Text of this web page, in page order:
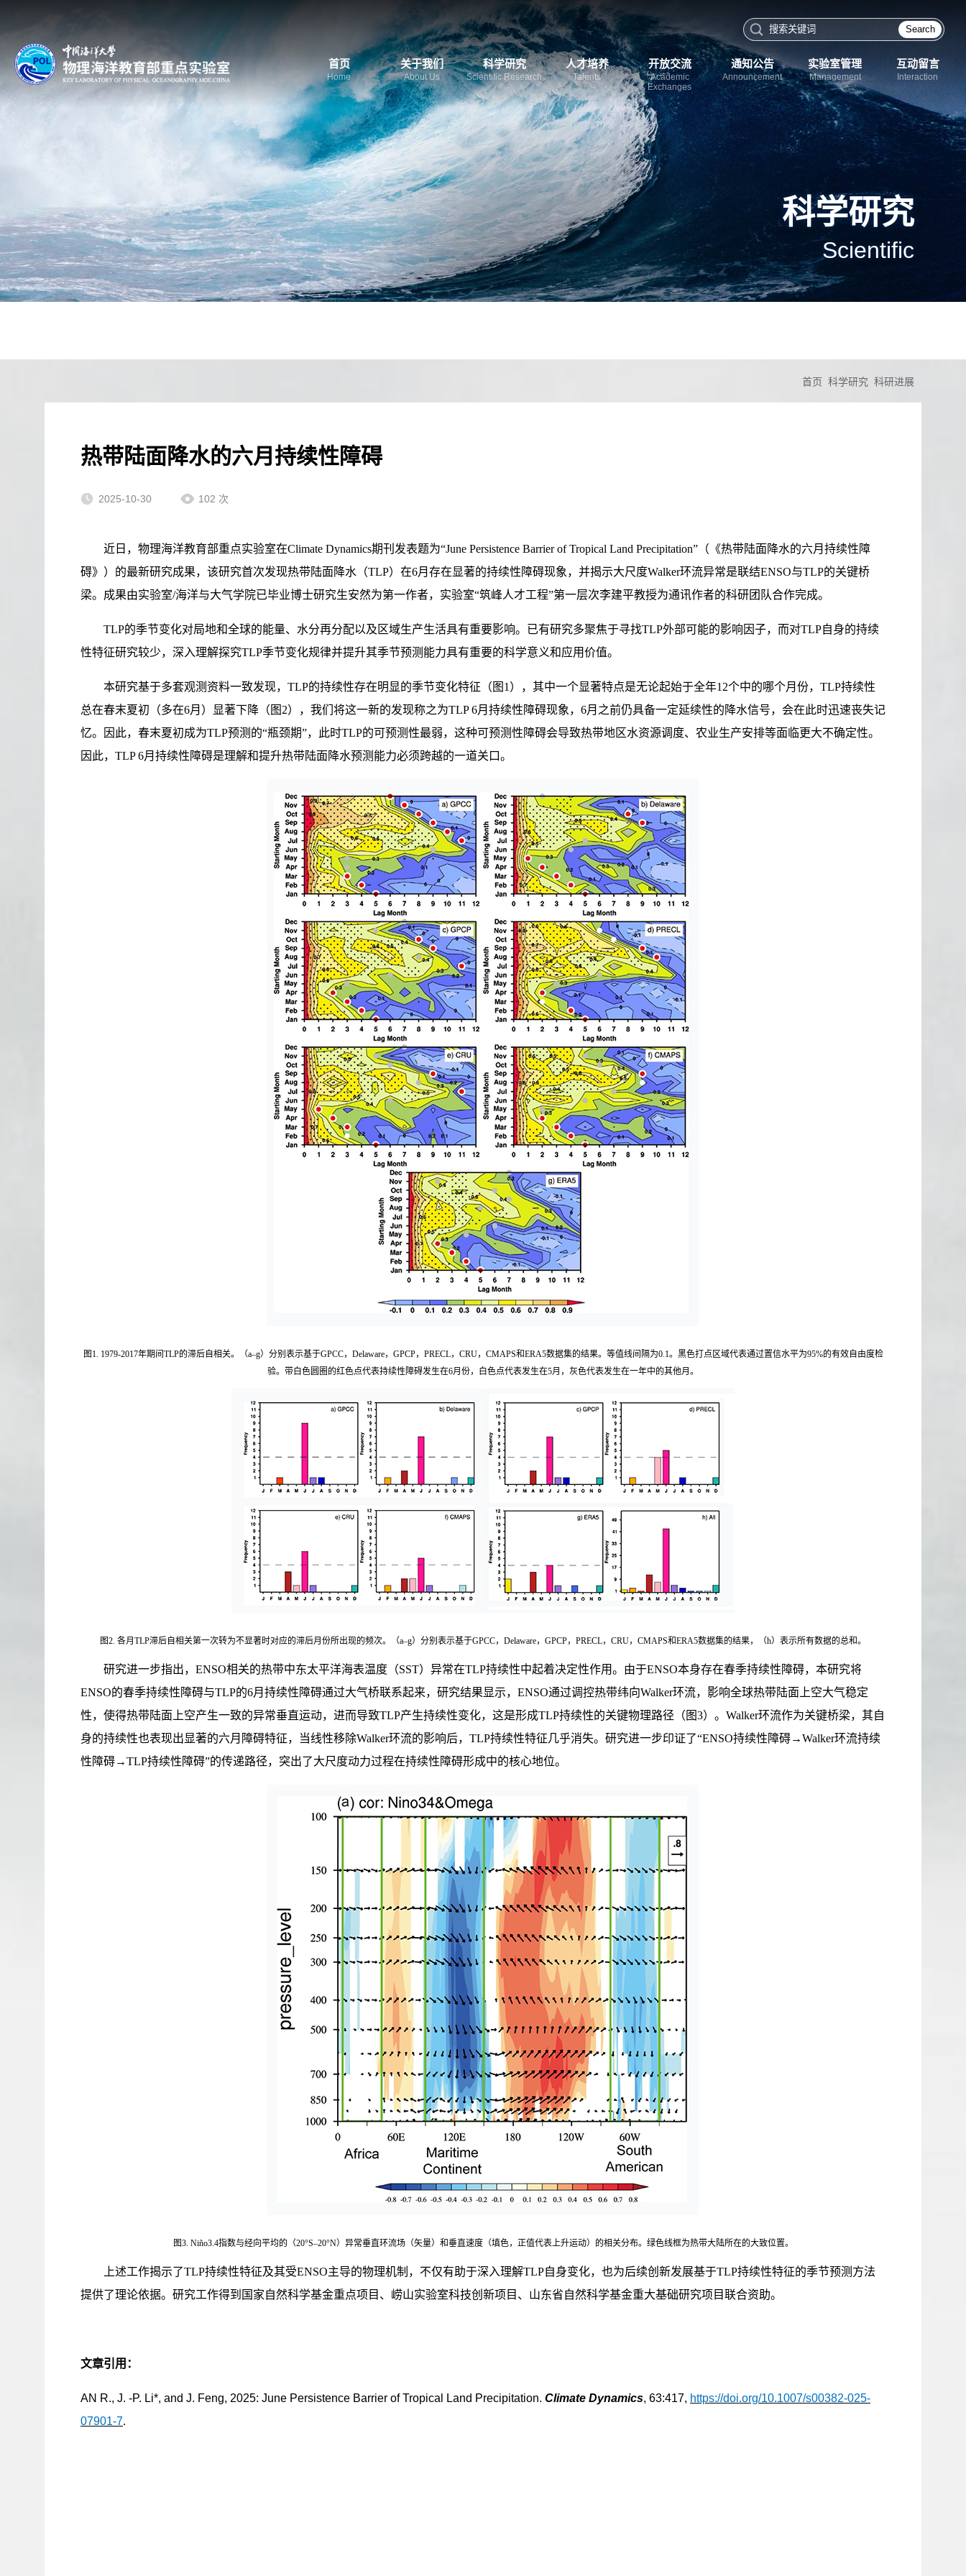
首页
Home
关于我们
About Us
科学研究
Scientific Research
人才培养
Talents
开放交流
Academic
Exchanges
通知公告
Announcement
实验室管理
Management
互动留言
Interaction
Search
科学研究
Scientific
首页 科学研究 科研进展
热带陆面降水的六月持续性障碍
2025-10-30 102 次
近日，物理海洋教育部重点实验室在Climate Dynamics期刊发表题为“June Persistence Barrier of Tropical Land Precipitation”（《热带陆面降水的六月持续性障
碍》）的最新研究成果，该研究首次发现热带陆面降水（TLP）在6月存在显著的持续性障碍现象，并揭示大尺度Walker环流异常是联结ENSO与TLP的关键桥
梁。成果由实验室/海洋与大气学院已毕业博士研究生安然为第一作者，实验室“筑峰人才工程”第一层次李建平教授为通讯作者的科研团队合作完成。
TLP的季节变化对局地和全球的能量、水分再分配以及区域生产生活具有重要影响。已有研究多聚焦于寻找TLP外部可能的影响因子，而对TLP自身的持续
性特征研究较少，深入理解探究TLP季节变化规律并提升其季节预测能力具有重要的科学意义和应用价值。
本研究基于多套观测资料一致发现，TLP的持续性存在明显的季节变化特征（图1），其中一个显著特点是无论起始于全年12个中的哪个月份，TLP持续性
总在春末夏初（多在6月）显著下降（图2），我们将这一新的发现称之为TLP 6月持续性障碍现象，6月之前仍具备一定延续性的降水信号，会在此时迅速丧失记
忆。因此，春末夏初成为TLP预测的“瓶颈期”，此时TLP的可预测性最弱，这种可预测性障碍会导致热带地区水资源调度、农业生产安排等面临更大不确定性。
因此，TLP 6月持续性障碍是理解和提升热带陆面降水预测能力必须跨越的一道关口。
图1. 1979-2017年期间TLP的滞后自相关。（a–g）分别表示基于GPCC，Delaware，GPCP，PRECL，CRU，CMAPS和ERA5数据集的结果。等值线间隔为0.1。黑色打点区域代表通过置信水平为95%的有效自由度检
验。带白色圆圈的红色点代表持续性障碍发生在6月份，白色点代表发生在5月，灰色代表发生在一年中的其他月。
图2. 各月TLP滞后自相关第一次转为不显著时对应的滞后月份所出现的频次。（a–g）分别表示基于GPCC，Delaware，GPCP，PRECL，CRU，CMAPS和ERA5数据集的结果，（h）表示所有数据的总和。
研究进一步指出，ENSO相关的热带中东太平洋海表温度（SST）异常在TLP持续性中起着决定性作用。由于ENSO本身存在春季持续性障碍，本研究将
ENSO的春季持续性障碍与TLP的6月持续性障碍通过大气桥联系起来，研究结果显示，ENSO通过调控热带纬向Walker环流，影响全球热带陆面上空大气稳定
性，使得热带陆面上空产生一致的异常垂直运动，进而导致TLP产生持续性变化，这是形成TLP持续性的关键物理路径（图3）。Walker环流作为关键桥梁，其自
身的持续性也表现出显著的六月障碍特征，当线性移除Walker环流的影响后，TLP持续性特征几乎消失。研究进一步印证了“ENSO持续性障碍→Walker环流持续
性障碍→TLP持续性障碍”的传递路径，突出了大尺度动力过程在持续性障碍形成中的核心地位。
图3. Niño3.4指数与经向平均的（20°S–20°N）异常垂直环流场（矢量）和垂直速度（填色，正值代表上升运动）的相关分布。绿色线框为热带大陆所在的大致位置。
上述工作揭示了TLP持续性特征及其受ENSO主导的物理机制，不仅有助于深入理解TLP自身变化，也为后续创新发展基于TLP持续性特征的季节预测方法
提供了理论依据。研究工作得到国家自然科学基金重点项目、崂山实验室科技创新项目、山东省自然科学基金重大基础研究项目联合资助。
文章引用：
AN R., J. -P. Li*, and J. Feng, 2025: June Persistence Barrier of Tropical Land Precipitation. Climate Dynamics, 63:417, https://doi.org/10.1007/s00382-025-
07901-7.